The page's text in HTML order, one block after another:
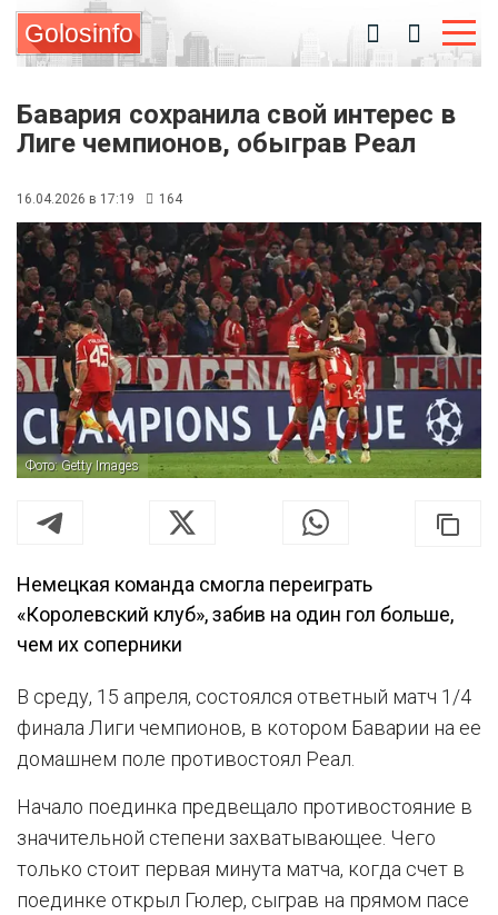
Golosinfo
Бавария сохранила свой интерес в
Лиге чемпионов, обыграв Реал
16.04.2026 в 17:19 164
Фото: Getty Images
Немецкая команда смогла переиграть
«Королевский клуб», забив на один гол больше,
чем их соперники
В среду, 15 апреля, состоялся ответный матч 1/4
финала Лиги чемпионов, в котором Баварии на ее
домашнем поле противостоял Реал.
Начало поединка предвещало противостояние в
значительной степени захватывающее. Чего
только стоит первая минута матча, когда счет в
поединке открыл Гюлер, сыграв на прямом пасе